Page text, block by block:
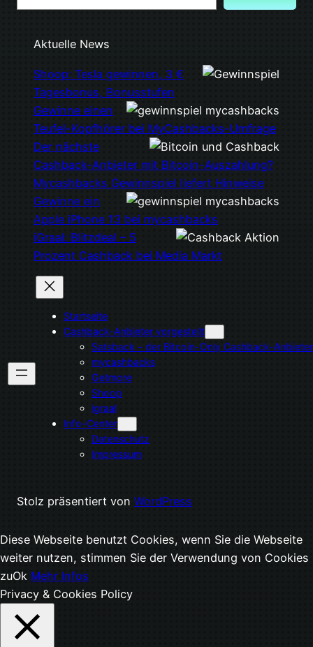
Aktuelle News
Shoop: Tesla gewinnen, 3 €
Tagesbonus, Bonusstufen
Gewinne einen
Teufel-Kopfhörer bei MyCashbacks-Umfrage
Der nächste
Cashback-Anbieter mit Bitcoin-Auszahlung?
Mycashbacks Gewinnspiel liefert Hinweise
Gewinne ein
Apple iPhone 13 bei mycashbacks
iGraal: Blitzdeal – 5
Prozent Cashback bei Media Markt
Startseite
Cashback-Anbieter vorgestellt
Satsback – der Bitcoin-Only Cashback-Anbieter
mycashbacks
Getmore
Shoop
igraal
Info-Center
Datenschutz
Impressum
Stolz präsentiert von WordPress
Diese Webseite benutzt Cookies, wenn Sie die Webseite
weiter nutzen, stimmen Sie der Verwendung von Cookies
zuOk Mehr Infos
Privacy & Cookies Policy